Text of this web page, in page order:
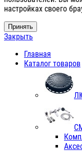
настройках своего
Принять
Закрыть
Главная
Каталог товаров